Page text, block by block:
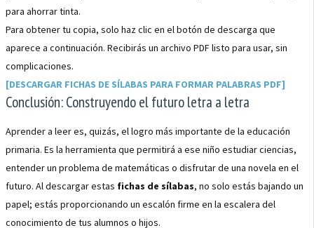
para ahorrar tinta.
Para obtener tu copia, solo haz clic en el botón de descarga que
aparece a continuación. Recibirás un archivo PDF listo para usar, sin
complicaciones.
[DESCARGAR FICHAS DE SÍLABAS PARA FORMAR PALABRAS PDF]
Conclusión: Construyendo el futuro letra a letra
Aprender a leer es, quizás, el logro más importante de la educación
primaria. Es la herramienta que permitirá a ese niño estudiar ciencias,
entender un problema de matemáticas o disfrutar de una novela en el
futuro. Al descargar estas fichas de sílabas, no solo estás bajando un
papel; estás proporcionando un escalón firme en la escalera del
conocimiento de tus alumnos o hijos.